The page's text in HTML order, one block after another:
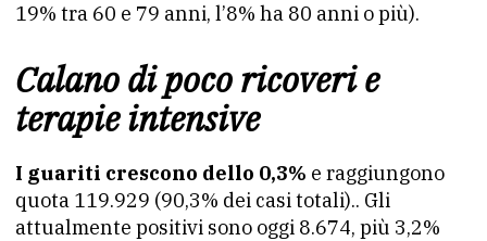
19% tra 60 e 79 anni, l’8% ha 80 anni o più).
Calano di poco ricoveri e
terapie intensive
I guariti crescono dello 0,3% e raggiungono
quota 119.929 (90,3% dei casi totali).. Gli
attualmente positivi sono oggi 8.674, più 3,2%